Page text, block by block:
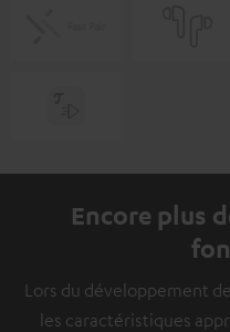
Encore plus
Lors du développement
les caractéristiques